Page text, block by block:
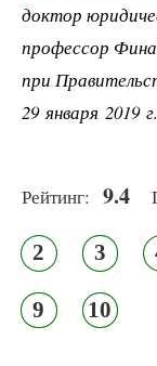
доктор
профессор
при
29 января 2019 г.
Рейтинг: 9.4
2 3
9 10